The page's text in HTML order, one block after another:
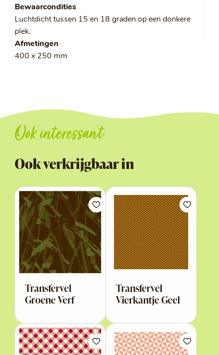
Bewaarcondities
Luchtdicht tussen 15 en 18 graden op een donkere
plek.
Afmetingen
400 x 250 mm
Ook interessant
Ook verkrijgbaar in
Transfervel
Groene Verf
Transfervel
Vierkantje Geel